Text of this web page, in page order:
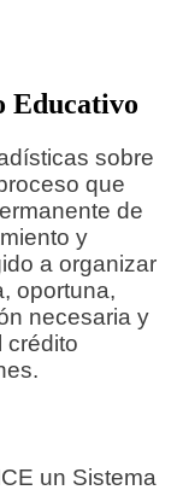
Educativo
sobre
que
de
y
a organizar
oportuna,
necesaria y
crédito
un Sistema